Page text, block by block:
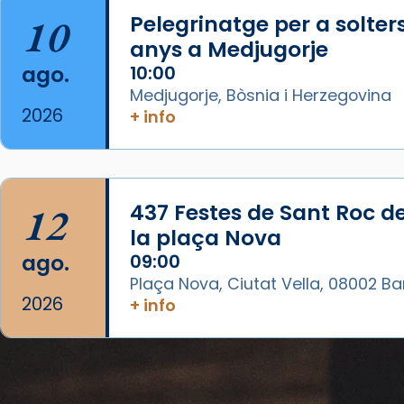
Aquest dilluns, 27 de juliol, ha
tingut lloc la missa d’acció de
gràcies en agraïment al comitè
organitzador de la visita
apostòlica del Sant Pare Lleó XIV
a Barcelona, i als col·laboradors,
L’arquebisbe de Barcelona, el
cardenal Joan Josep Omella, ha
presidit la missa i l’ha
concelebrat el bisbe auxiliar de
Barcelona, Mons. David Abadías.
📸 Dr. G. Simón
10
ago.
2026
Pelegrinatge per a
anys a Medjugorje
10:00
Medjugorje, Bòsnia i Herzegovina
+ info
12
ago.
2026
437 Festes de Sant Roc
la plaça Nova
09:00
Plaça Nova, Ciutat Vella, 08002
+ info